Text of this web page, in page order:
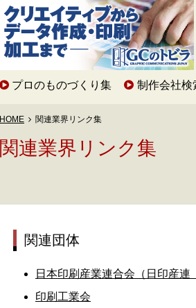
プロのものづくり集 制作会社検
HOME 関連業界リンク集
関連業界リンク集
関連団体
日本印刷産業連合会（日印産連
印刷工業会